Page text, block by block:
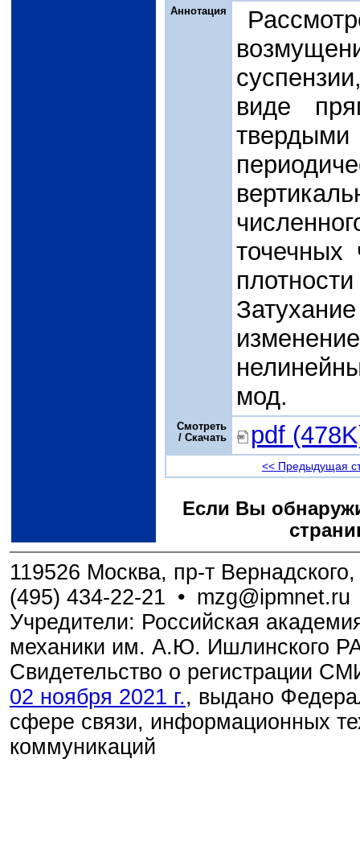
Аннотация
виде
точечных
мод.
Смотреть
/ Скачать
pdf
<< Предыдущая
Если Вы
119526 Москва, пр-т
(495) 434-22-21 • mzg@ipmnet.ru
Учредители: Российская
механики им. А.Ю. Ишлинского
Свидетельство о регистрации
02 ноября 2021 г., выдано
сфере связи, информационных
коммуникаций